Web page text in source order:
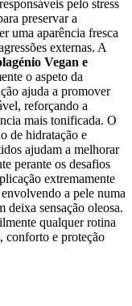
pelo stress
preservar a
uma aparência fresca
externas. A
Vegan e
o aspeto da
ajuda a promover
reforçando a
mais tonificada. O
de hidratação e
ajudam a melhorar
perante os desafios
extremamente
a pele numa
deixa sensação oleosa.
qualquer rotina
conforto e proteção